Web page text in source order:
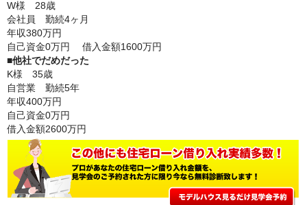
W様 28歳
会社員 勤続4ヶ月
年収380万円
自己資金0万円 借入金額1600万円
■他社でだめだった
K様 35歳
自営業 勤続5年
年収400万円
自己資金0万円
借入金額2600万円